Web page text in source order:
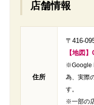
店舗情報
住所
〒416-
【地図
※Google
為、実際
す。
※一部の